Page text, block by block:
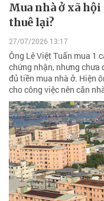
Mua nhà ở xã hội
thuê lại?
27/07/2026 13:17
Ông Lê Việt Tuấn mua 1
chứng nhận, nhưng chưa
đủ tiền mua nhà ở. Hiện
cho công việc nên căn